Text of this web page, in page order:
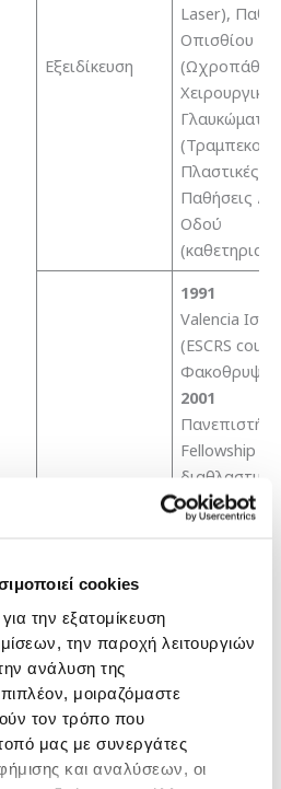
cookies
την εξατομίκευση
την παροχή λειτουργιών
ανάλυση της
μοιραζόμαστε
τον τρόπο που
μας με συνεργάτες
και αναλύσεων, οι
Εξειδίκευση
Laser),
Οπισθίου
Χειρουργική
Πλαστικές
Παθήσεις
Οδού
Μετεκπαίδευση
1991
Valencia
(ESCRS
Φακοθρυψία
2001
Fellowship
Χειρουργικής
2006
(ESCRS και